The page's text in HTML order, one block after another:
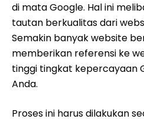
di mata Google. Hal ini
tautan berkualitas dari
Semakin banyak website
memberikan referensi ke
tinggi tingkat kepercayaan
Anda.
Proses ini harus dilakukan